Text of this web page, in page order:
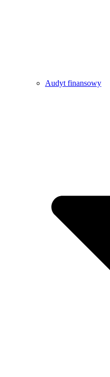
Audyt finansowy